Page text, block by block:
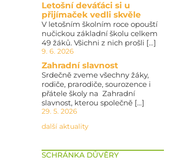
Letošní deváťáci si u
přijímaček vedli skvěle
V letošním školním roce opouští
nučickou základní školu celkem
49 žáků. Všichni z nich prošli […]
9. 6. 2026
Zahradní slavnost
Srdečně zveme všechny žáky,
rodiče, prarodiče, sourozence i
přátele školy na Zahradní
slavnost, kterou společně […]
29. 5. 2026
další aktuality
SCHRÁNKA DŮVĚRY